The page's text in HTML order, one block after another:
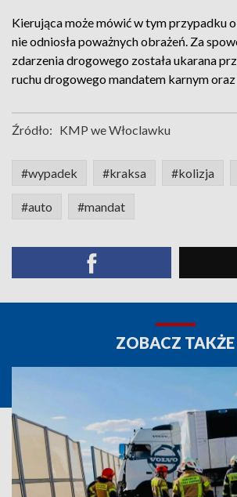
Kierująca może mówić w tym przypadku
nie odniosła poważnych obrażeń. Za
zdarzenia drogowego została ukarana
ruchu drogowego mandatem karnym
Źródło: KMP we Włoclawku
#wypadek #kraksa #kolizja
#auto #mandat
ZOBACZ TAKŻE